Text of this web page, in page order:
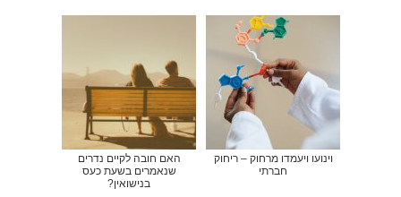
וינועו ויעמדו מרחוק – ריחוק
חברתי
האם חובה לקיים נדרים
שנאמרים בשעת כעס
בנישואין?